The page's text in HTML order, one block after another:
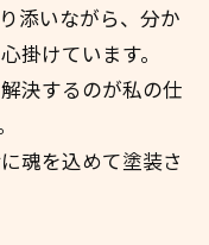
添いながら、分か
掛けています。
決するのが私の仕
魂を込めて塗装さ